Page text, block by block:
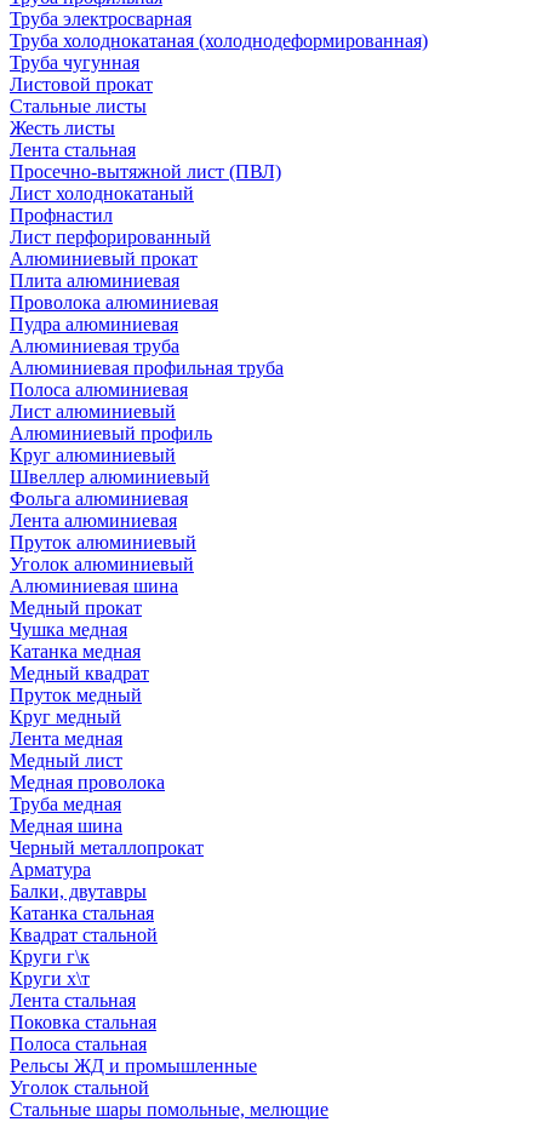
Труба электросварная
Труба холоднокатаная (холоднодеформированная)
Труба чугунная
Листовой прокат
Стальные листы
Жесть листы
Лента стальная
Просечно-вытяжной лист (ПВЛ)
Лист холоднокатаный
Профнастил
Лист перфорированный
Алюминиевый прокат
Плита алюминиевая
Проволока алюминиевая
Пудра алюминиевая
Алюминиевая труба
Алюминиевая профильная труба
Полоса алюминиевая
Лист алюминиевый
Алюминиевый профиль
Круг алюминиевый
Швеллер алюминиевый
Фольга алюминиевая
Лента алюминиевая
Пруток алюминиевый
Уголок алюминиевый
Алюминиевая шина
Медный прокат
Чушка медная
Катанка медная
Медный квадрат
Пруток медный
Круг медный
Лента медная
Медный лист
Медная проволока
Труба медная
Медная шина
Черный металлопрокат
Арматура
Балки, двутавры
Катанка стальная
Квадрат стальной
Круги г\к
Круги х\т
Лента стальная
Поковка стальная
Полоса стальная
Рельсы ЖД и промышленные
Уголок стальной
Стальные шары помольные, мелющие